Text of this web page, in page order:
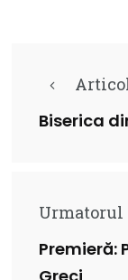
Biserica
Premieră: